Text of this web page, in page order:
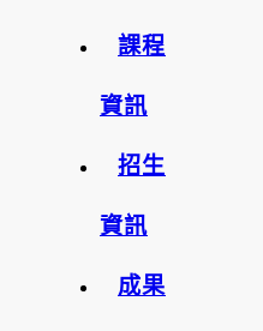
課程
資訊
招生
資訊
成果